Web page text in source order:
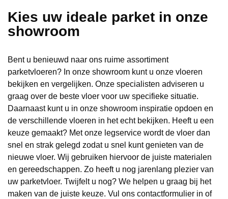
Kies uw ideale parket in onze
showroom
Bent u benieuwd naar ons ruime assortiment
parketvloeren? In onze showroom kunt u onze vloeren
bekijken en vergelijken. Onze specialisten adviseren u
graag over de beste vloer voor uw specifieke situatie.
Daarnaast kunt u in onze showroom inspiratie opdoen en
de verschillende vloeren in het echt bekijken. Heeft u een
keuze gemaakt? Met onze legservice wordt de vloer dan
snel en strak gelegd zodat u snel kunt genieten van de
nieuwe vloer. Wij gebruiken hiervoor de juiste materialen
en gereedschappen. Zo heeft u nog jarenlang plezier van
uw parketvloer. Twijfelt u nog? We helpen u graag bij het
maken van de juiste keuze. Vul ons contactformulier in of